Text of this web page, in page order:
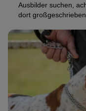
Ausbilder suchen,
dort großgeschrieben